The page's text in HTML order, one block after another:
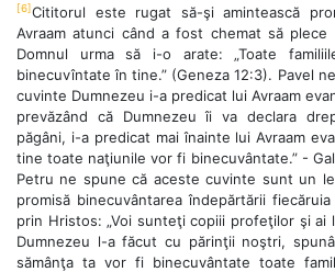
[6]Cititorul este rugat să-şi amintească
Avraam atunci când a fost chemat să
Domnul urma să i-o arate: „Toate
binecuvîntate în tine.” (Geneza 12:3). Pavel
cuvinte Dumnezeu i-a predicat lui Avraam
prevăzând că Dumnezeu îi va declara
păgâni, i-a predicat mai înainte lui Avraam
tine toate naţiunile vor fi binecuvântate.” -
Petru ne spune că aceste cuvinte sunt un
promisă binecuvântarea îndepărtării
prin Hristos: „Voi sunteţi copiii profeţilor şi ai
Dumnezeu l-a făcut cu părinţii noştri,
sămânţa ta vor fi binecuvântate toate